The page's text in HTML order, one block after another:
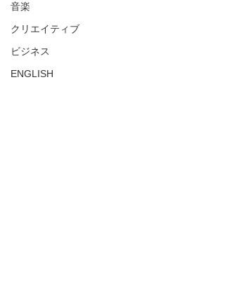
音楽
クリエイティブ
ビジネス
ENGLISH